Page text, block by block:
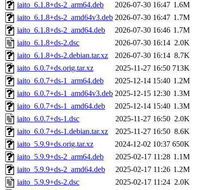
iaito_6.1.8+ds-2_arm64.deb
2026-07-30 16:47 1.6M
iaito_6.1.8+ds-2_amd64v3.deb 2026-07-30 16:47 1.7M
iaito_6.1.8+ds-2_amd64.deb
2026-07-30 16:46 1.7M
iaito_6.1.8+ds-2.dsc
2026-07-30 16:14 2.0K
iaito_6.1.8+ds-2.debian.tar.xz
2026-07-30 16:14 8.7K
iaito_6.0.7+ds.orig.tar.xz
2025-11-27 16:50 713K
iaito_6.0.7+ds-1_arm64.deb
2025-12-14 15:40 1.2M
iaito_6.0.7+ds-1_amd64v3.deb 2025-12-15 12:30 1.3M
iaito_6.0.7+ds-1_amd64.deb
2025-12-14 15:40 1.3M
iaito_6.0.7+ds-1.dsc
2025-11-27 16:50 2.0K
iaito_6.0.7+ds-1.debian.tar.xz
2025-11-27 16:50 8.6K
iaito_5.9.9+ds.orig.tar.xz
2024-12-02 10:37 650K
iaito_5.9.9+ds-2_arm64.deb
2025-02-17 11:28 1.1M
iaito_5.9.9+ds-2_amd64.deb
2025-02-17 11:26 1.2M
iaito_5.9.9+ds-2.dsc
2025-02-17 11:24 2.0K